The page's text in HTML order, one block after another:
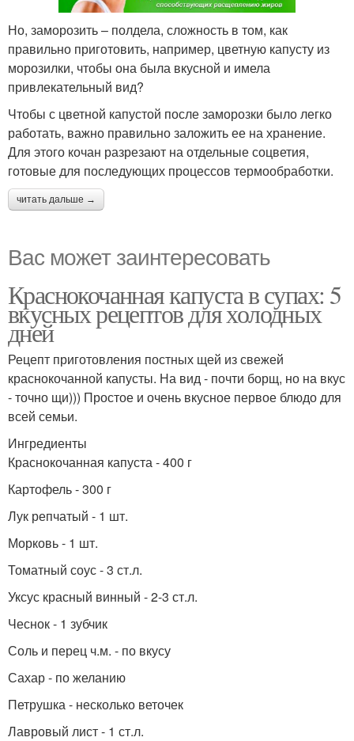
Но, заморозить – полдела, сложность в том, как
правильно приготовить, например, цветную капусту из
морозилки, чтобы она была вкусной и имела
привлекательный вид?
Чтобы с цветной капустой после заморозки было легко
работать, важно правильно заложить ее на хранение.
Для этого кочан разрезают на отдельные соцветия,
готовые для последующих процессов термообработки.
читать дальше →
Вас может заинтересовать
Краснокочанная капуста в супах: 5
вкусных рецептов для холодных
дней
Рецепт приготовления постных щей из свежей
краснокочанной капусты. На вид - почти борщ, но на вкус
- точно щи))) Простое и очень вкусное первое блюдо для
всей семьи.
Ингредиенты
Краснокочанная капуста - 400 г
Картофель - 300 г
Лук репчатый - 1 шт.
Морковь - 1 шт.
Томатный соус - 3 ст.л.
Уксус красный винный - 2-3 ст.л.
Чеснок - 1 зубчик
Соль и перец ч.м. - по вкусу
Сахар - по желанию
Петрушка - несколько веточек
Лавровый лист - 1 ст.л.